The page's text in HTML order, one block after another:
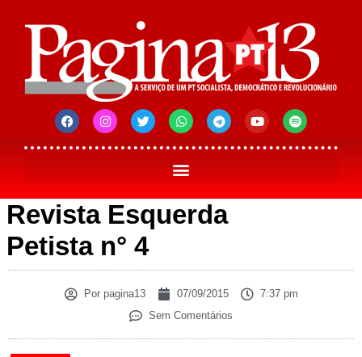
Revista Esquerda
Petista n° 4
Porpagina13 07/09/2015
7:37 pm
Sem Comentários